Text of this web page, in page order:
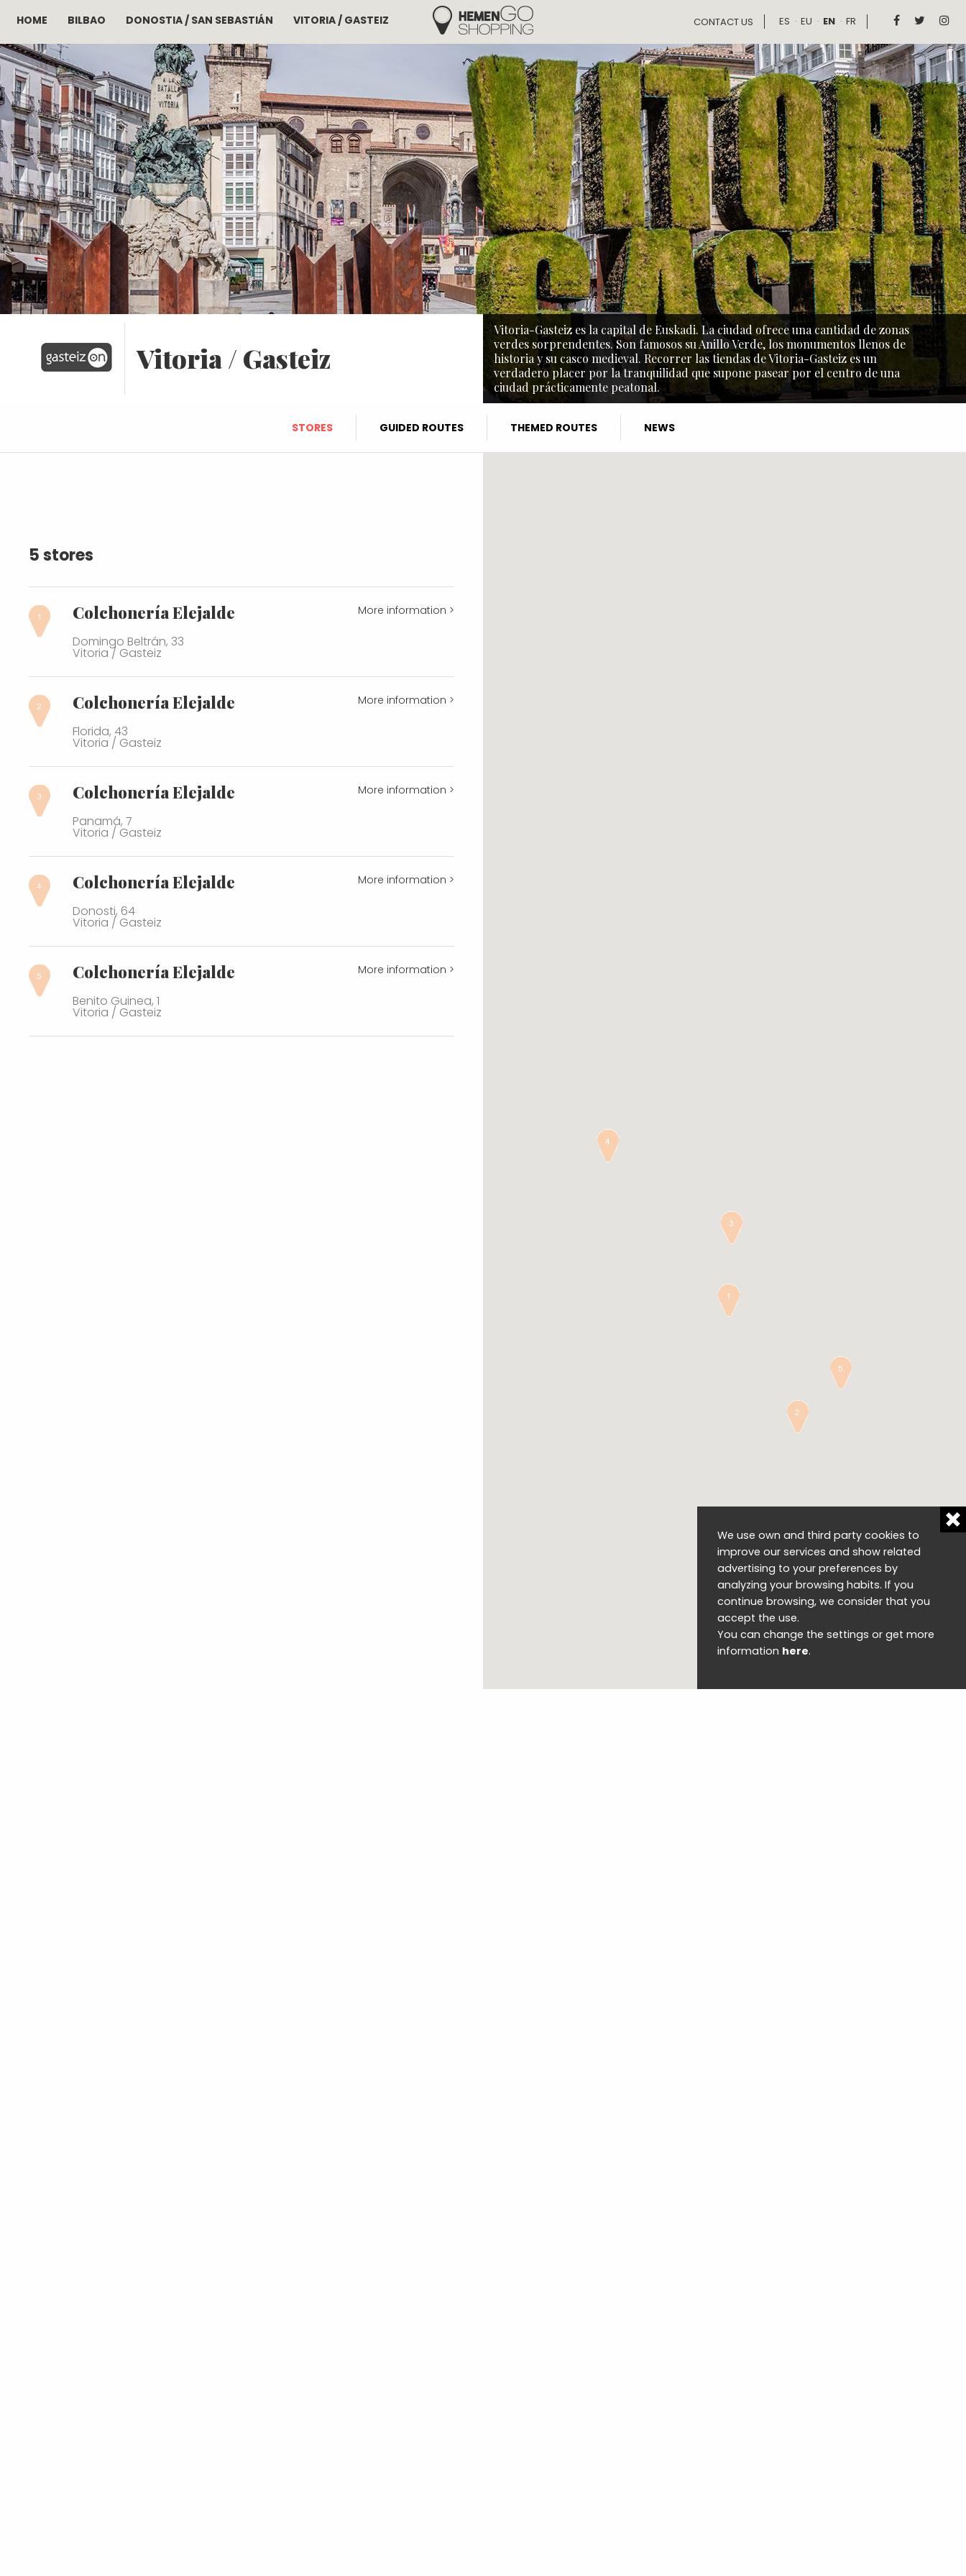
Skip to main content
HOME BILBAO DONOSTIA / SAN SEBASTIÁN VITORIA / GASTEIZ
Hemengo Shopping
CONTACT US ES EU EN FR   
Vitoria / Gasteiz
Vitoria-Gasteiz es la capital de Euskadi. La ciudad ofrece una cantidad de zonas
verdes sorprendentes. Son famosos su Anillo Verde, los monumentos llenos de
historia y su casco medieval. Recorrer las tiendas de Vitoria-Gasteiz es un
verdadero placer por la tranquilidad que supone pasear por el centro de una
ciudad prácticamente peatonal.
STORES GUIDED ROUTES THEMED ROUTES NEWS
5 stores
Colchonería Elejalde
Domingo Beltrán, 33
Vitoria / Gasteiz
More information >
Colchonería Elejalde
Florida, 43
Vitoria / Gasteiz
More information >
Colchonería Elejalde
Panamá, 7
Vitoria / Gasteiz
More information >
Colchonería Elejalde
Donosti, 64
Vitoria / Gasteiz
More information >
Colchonería Elejalde
Benito Guinea, 1
Vitoria / Gasteiz
More information >
We use own and third party cookies to
improve our services and show related
advertising to your preferences by
analyzing your browsing habits. If you
continue browsing, we consider that you
accept the use.
You can change the settings or get more
information here.